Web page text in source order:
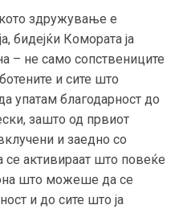
здружување е
бидејќи Комората ја
– не само сопствениците
и сите што
упатам благодарност до
зашто од првиот
и заедно со
се активираат што повеќе
што можеше да се
и до сите што ја